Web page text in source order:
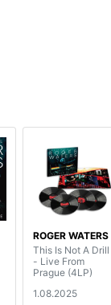
ROGER WATERS
This Is Not A Drill
- Live From
Prague (4LP)
1.08.2025